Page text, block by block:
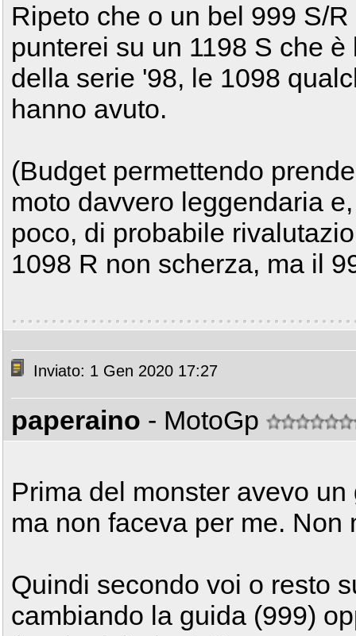
Ripeto che o un bel 999 S/
punterei su un 1198 S che
della serie '98, le 1098
hanno avuto.
(Budget permettendo
moto davvero leggendaria
poco, di probabile
1098 R non scherza, ma il
Inviato: 1 Gen 2020 17:27
paperaino - MotoGp
Prima del monster avevo
ma non faceva per me.
Quindi secondo voi o resto
cambiando la guida (999)